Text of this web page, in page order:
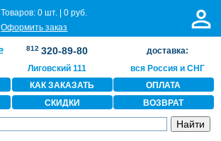
Товаров:0 шт. |0 руб.
Оформить заказ
812 320-89-80
Лиговский 111
доставка:
вся Россия и СНГ
КАК ЗАКАЗАТЬ
ОПЛАТА
СКИДКИ ВОЗВРАТ